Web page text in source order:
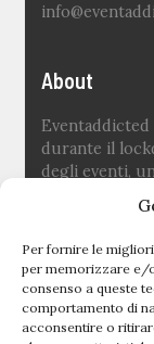
Per fornire le
per memorizzare e/
consenso a queste
comportamento di
acconsentire o
About
durante il
degli eventi,
Ideato e
Quick links